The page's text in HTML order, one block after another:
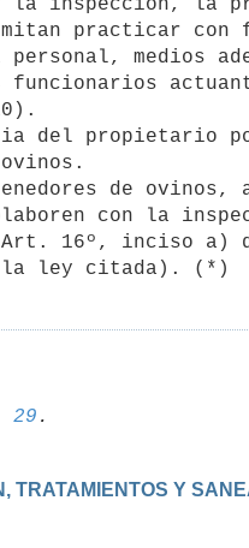
practicar con
medios
con la
16º, inciso a)
29
TRATAMIENTOS Y